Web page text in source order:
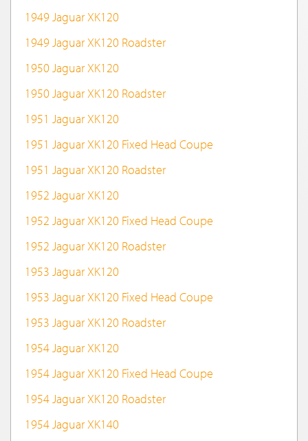
1949 Jaguar XK120
1949 Jaguar XK120 Roadster
1950 Jaguar XK120
1950 Jaguar XK120 Roadster
1951 Jaguar XK120
1951 Jaguar XK120 Fixed Head Coupe
1951 Jaguar XK120 Roadster
1952 Jaguar XK120
1952 Jaguar XK120 Fixed Head Coupe
1952 Jaguar XK120 Roadster
1953 Jaguar XK120
1953 Jaguar XK120 Fixed Head Coupe
1953 Jaguar XK120 Roadster
1954 Jaguar XK120
1954 Jaguar XK120 Fixed Head Coupe
1954 Jaguar XK120 Roadster
1954 Jaguar XK140